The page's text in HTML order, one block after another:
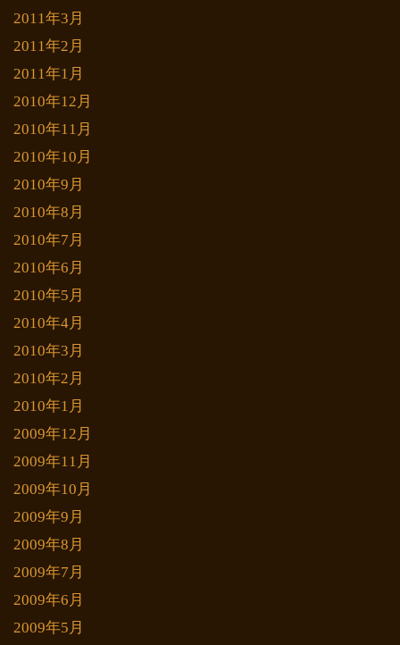
2011年3月
2011年2月
2011年1月
2010年12月
2010年11月
2010年10月
2010年9月
2010年8月
2010年7月
2010年6月
2010年5月
2010年4月
2010年3月
2010年2月
2010年1月
2009年12月
2009年11月
2009年10月
2009年9月
2009年8月
2009年7月
2009年6月
2009年5月